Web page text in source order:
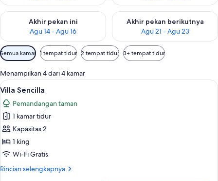
Akhir pekan ini
Agu 14 - Agu 16
Periksa ketersediaan untuk akhir pekan ini Agu 14 - Agu 16
Akhir pekan berikutnya
Agu 21 - Agu 23
Periksa ketersediaan untuk
Filter
tersedia
untuk
kamar
Semua kamar 1 tempat tidur 2 tempat tidur 3+ tempat tidur
Menampilkan 4 dari 4 kamar
Lihat
semua
foto
untuk
Villa
Sencilla
Villa Sencilla | Wi-Fi gratis dan seprai
5
Villa Sencilla
Pemandangan taman
1 kamar tidur
Kapasitas 2
1 king
Wi-Fi Gratis
Rincian selengkapnya
Rincian